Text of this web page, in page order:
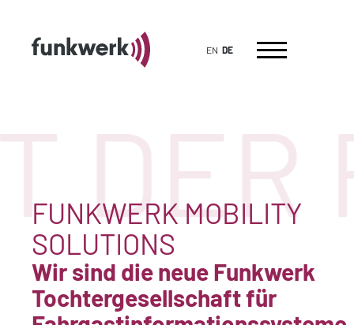
EN DE
DER
FUNKWERK MOBILITY
SOLUTIONS
Wir sind die neue Funkwerk
Tochtergesellschaft für